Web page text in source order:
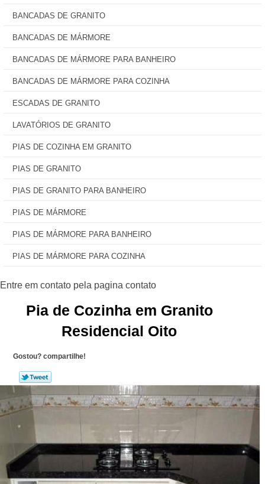
BANCADAS DE GRANITO
BANCADAS DE MÁRMORE
BANCADAS DE MÁRMORE PARA BANHEIRO
BANCADAS DE MÁRMORE PARA COZINHA
ESCADAS DE GRANITO
LAVATÓRIOS DE GRANITO
PIAS DE COZINHA EM GRANITO
PIAS DE GRANITO
PIAS DE GRANITO PARA BANHEIRO
PIAS DE MÁRMORE
PIAS DE MÁRMORE PARA BANHEIRO
PIAS DE MÁRMORE PARA COZINHA
Pia de Cozinha em Granito
Residencial Oito
Gostou? compartilhe!